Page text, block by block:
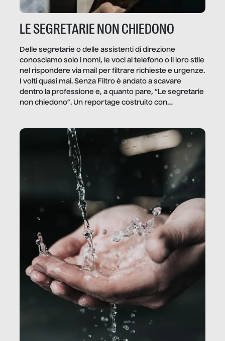
LE SEGRETARIE NON CHIEDONO
Delle segretarie o delle assistenti di direzione
conosciamo solo i nomi, le voci al telefono o il loro stile
nel rispondere via mail per filtrare richieste e urgenze.
I volti quasi mai. Senza Filtro è andato a scavare
dentro la professione e, a quanto pare, “Le segretarie
non chiedono”. Un reportage costruito con